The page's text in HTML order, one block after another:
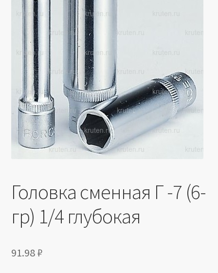
данных
Производители
Юридические данные
Головка сменная Г -7 (6-
гр) 1/4 глубокая
91.98₽